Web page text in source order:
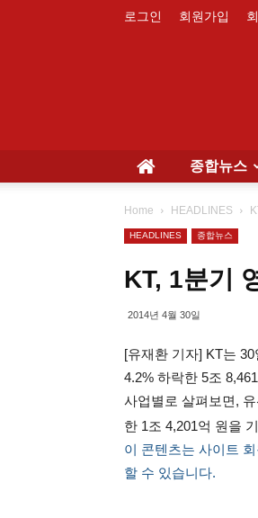
로그인 회원가입
종합뉴스
Home HEADLINES
HEADLINES 종합뉴스
KT, 1분기
2014년 4월 30일
[유재환 기자] KT는
4.2% 하락한 5조
사업별로 살펴보면,
한 1조 4,201억 원을
이 콘텐츠는 사이트
할 수 있습니다.